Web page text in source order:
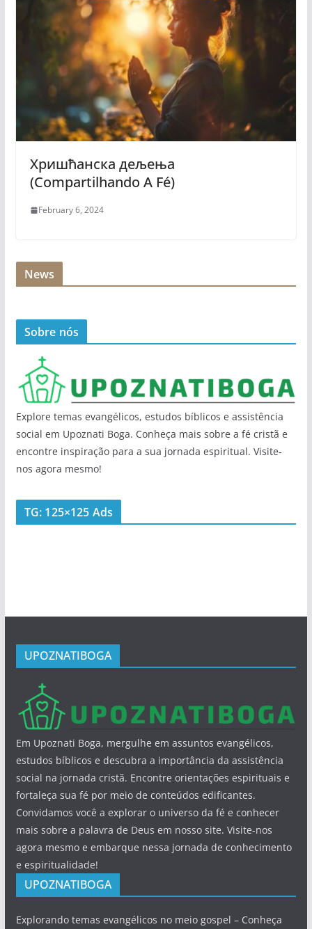
Хришћанска дељења
(Compartilhando A Fé)
February 6, 2024
News
Sobre nós
Explore temas evangélicos, estudos bíblicos e assistência
social em Upoznati Boga. Conheça mais sobre a fé cristã e
encontre inspiração para a sua jornada espiritual. Visite-
nos agora mesmo!
TG: 125×125 Ads
UPOZNATIBOGA
Em Upoznati Boga, mergulhe em assuntos evangélicos,
estudos bíblicos e descubra a importância da assistência
social na jornada cristã. Encontre orientações espirituais e
fortaleça sua fé por meio de conteúdos edificantes.
Convidamos você a explorar o universo da fé e conhecer
mais sobre a palavra de Deus em nosso site. Visite-nos
agora mesmo e embarque nessa jornada de conhecimento
e espiritualidade!
UPOZNATIBOGA
Explorando temas evangélicos no meio gospel – Conheça